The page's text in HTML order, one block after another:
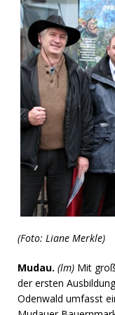
(Foto: Liane Merkle)
Mudau. (lm) Mit
der ersten
Odenwald umfasst